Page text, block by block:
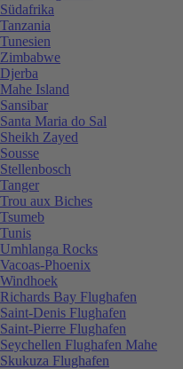
Südafrika
Tanzania
Tunesien
Zimbabwe
Djerba
Mahe Island
Sansibar
Santa Maria do Sal
Sheikh Zayed
Sousse
Stellenbosch
Tanger
Trou aux Biches
Tsumeb
Tunis
Umhlanga Rocks
Vacoas-Phoenix
Windhoek
Richards Bay Flughafen
Saint-Denis Flughafen
Saint-Pierre Flughafen
Seychellen Flughafen Mahe
Skukuza Flughafen